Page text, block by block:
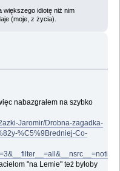
większego idiotę niż nim
(moje, z życia).
nabazgrałem na szybko
Jaromir/Drobna-zagadka-
%C5%9Bredniej-Co-
"na Lemie" też byłoby